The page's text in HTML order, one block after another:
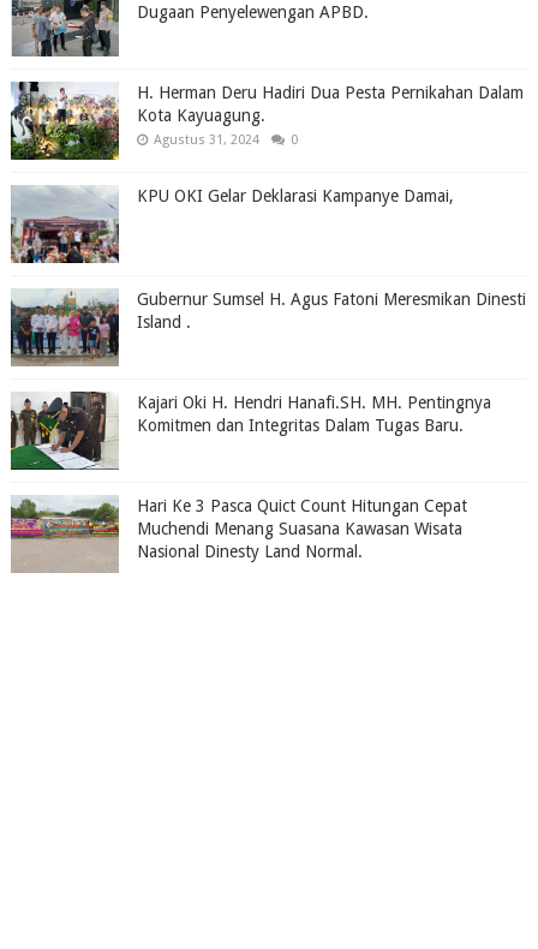
Dugaan Penyelewengan APBD.
H. Herman Deru Hadiri Dua Pesta Pernikahan Dalam
Kota Kayuagung.
Agustus 31, 2024 0
KPU OKI Gelar Deklarasi Kampanye Damai,
Gubernur Sumsel H. Agus Fatoni Meresmikan Dinesti
Island .
Kajari Oki H. Hendri Hanafi.SH. MH. Pentingnya
Komitmen dan Integritas Dalam Tugas Baru.
Hari Ke 3 Pasca Quict Count Hitungan Cepat
Muchendi Menang Suasana Kawasan Wisata
Nasional Dinesty Land Normal.